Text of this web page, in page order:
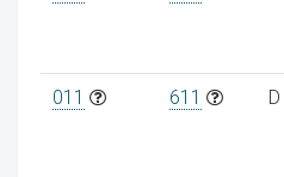
011 611 D